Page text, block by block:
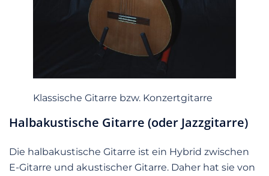
Klassische Gitarre bzw. Konzertgitarre
Halbakustische Gitarre (oder Jazzgitarre)
Die halbakustische Gitarre ist ein Hybrid zwischen
E-Gitarre und akustischer Gitarre. Daher hat sie von